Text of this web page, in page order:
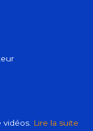
Lire la suite